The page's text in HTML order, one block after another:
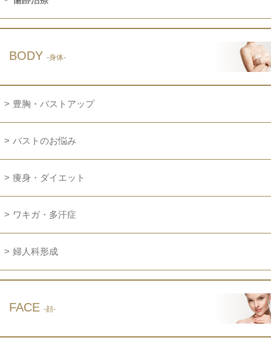
BODY -身体-
豊胸・バストアップ
バストのお悩み
痩身・ダイエット
ワキガ・多汗症
婦人科形成
FACE -顔-